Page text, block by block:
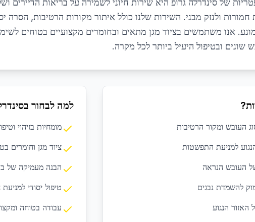
של סינדרלה גרופ היא שירות חיוני לשמירה על בריאות הדיירים
חמורות ולנזק מבני. השירות שלנו כולל איתור מקורות הרטיבות, הסרה
מונע. אנו משתמשים בציוד מגן מתאים ובחומרים מקצועיים בטוחים
שונים ובטיפול היעיל ביותר לכל מקרה.
העובש ומקור הרטיבות
למניעת התפשטות
העובש הנראה
להשמדת נבגים
האזור הנגוע
למה לבחור
מומחיות בזיהוי
ציוד מגן וחומרים
הבנה מעמיקה של
טיפול יסודי
עבודה בטוחה